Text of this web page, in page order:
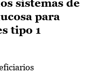
sistemas de
para
tipo 1